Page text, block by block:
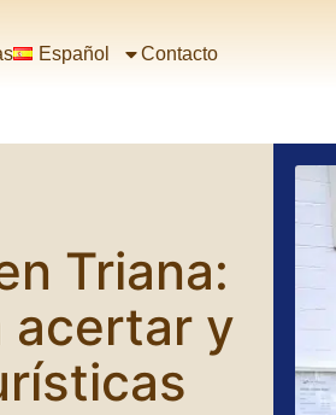
Español Contacto
Triana:
acertar y